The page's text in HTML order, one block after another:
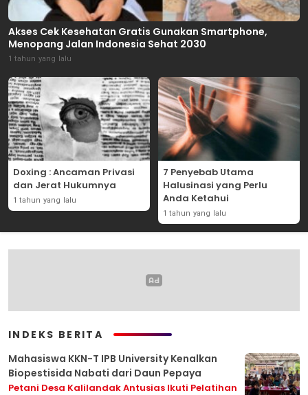
Akses Cek Kesehatan Gratis Gunakan Smartphone,
Menopang Jalan Indonesia Sehat 2030
1 tahun yang lalu
Doxing : Ancaman Privasi
dan Jerat Hukumnya
1 tahun yang lalu
7 Penyebab Utama
Halusinasi yang Perlu
Anda Ketahui
1 tahun yang lalu
INDEKS BERITA
Mahasiswa KKN-T IPB University Kenalkan
Biopestisida Nabati dari Daun Pepaya
Petani Desa Kalilandak Antusias Ikuti Pelatihan